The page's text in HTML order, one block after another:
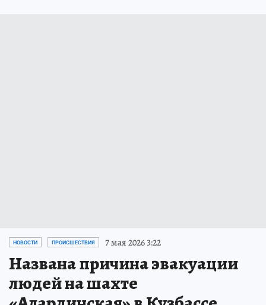
НОВОСТИ ПРОИСШЕСТВИЯ 7 мая 2026 3:22
Названа причина эвакуации
людей на шахте